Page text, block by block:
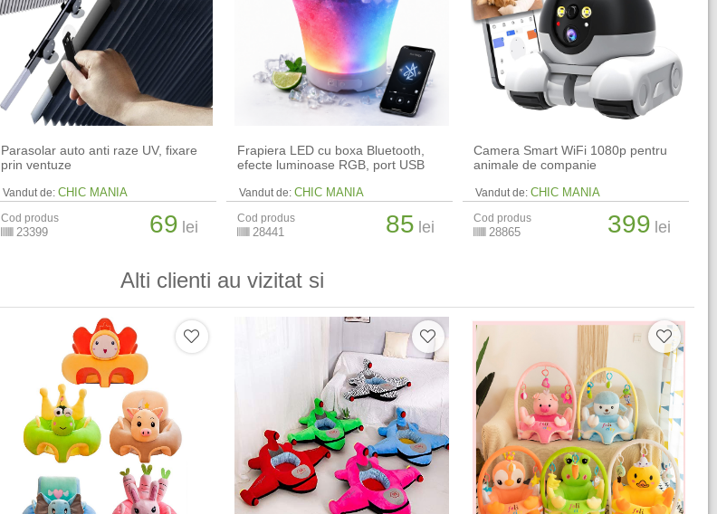
Parasolar auto anti raze UV, fixare
prin ventuze
Vandut de: CHIC MANIA
Cod produs
23399 69 lei
Frapiera LED cu boxa Bluetooth,
efecte luminoase RGB, port USB
Vandut de: CHIC MANIA
Cod produs
28441 85 lei
Camera Smart WiFi 1080p pentru
animale de companie
Vandut de: CHIC MANIA
Cod produs
28865 399 lei
Alti clienti au vizitat si